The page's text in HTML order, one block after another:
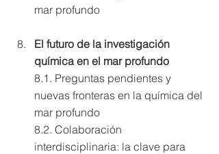
mar profundo
El futuro de la investigación
química en el mar profundo
8.1. Preguntas pendientes y
nuevas fronteras en la química del
mar profundo
8.2. Colaboración
interdisciplinaria: la clave para